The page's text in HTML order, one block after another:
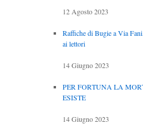
12 Agosto 2023
Raffiche di Bugie a Via
ai lettori
14 Giugno 2023
PER FORTUNA LA
ESISTE
14 Giugno 2023